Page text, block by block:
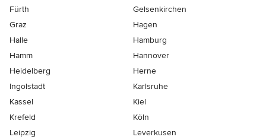
Fürth
Gelsenkirchen
Graz
Hagen
Halle
Hamburg
Hamm
Hannover
Heidelberg
Herne
Ingolstadt
Karlsruhe
Kassel
Kiel
Krefeld
Köln
Leipzig
Leverkusen